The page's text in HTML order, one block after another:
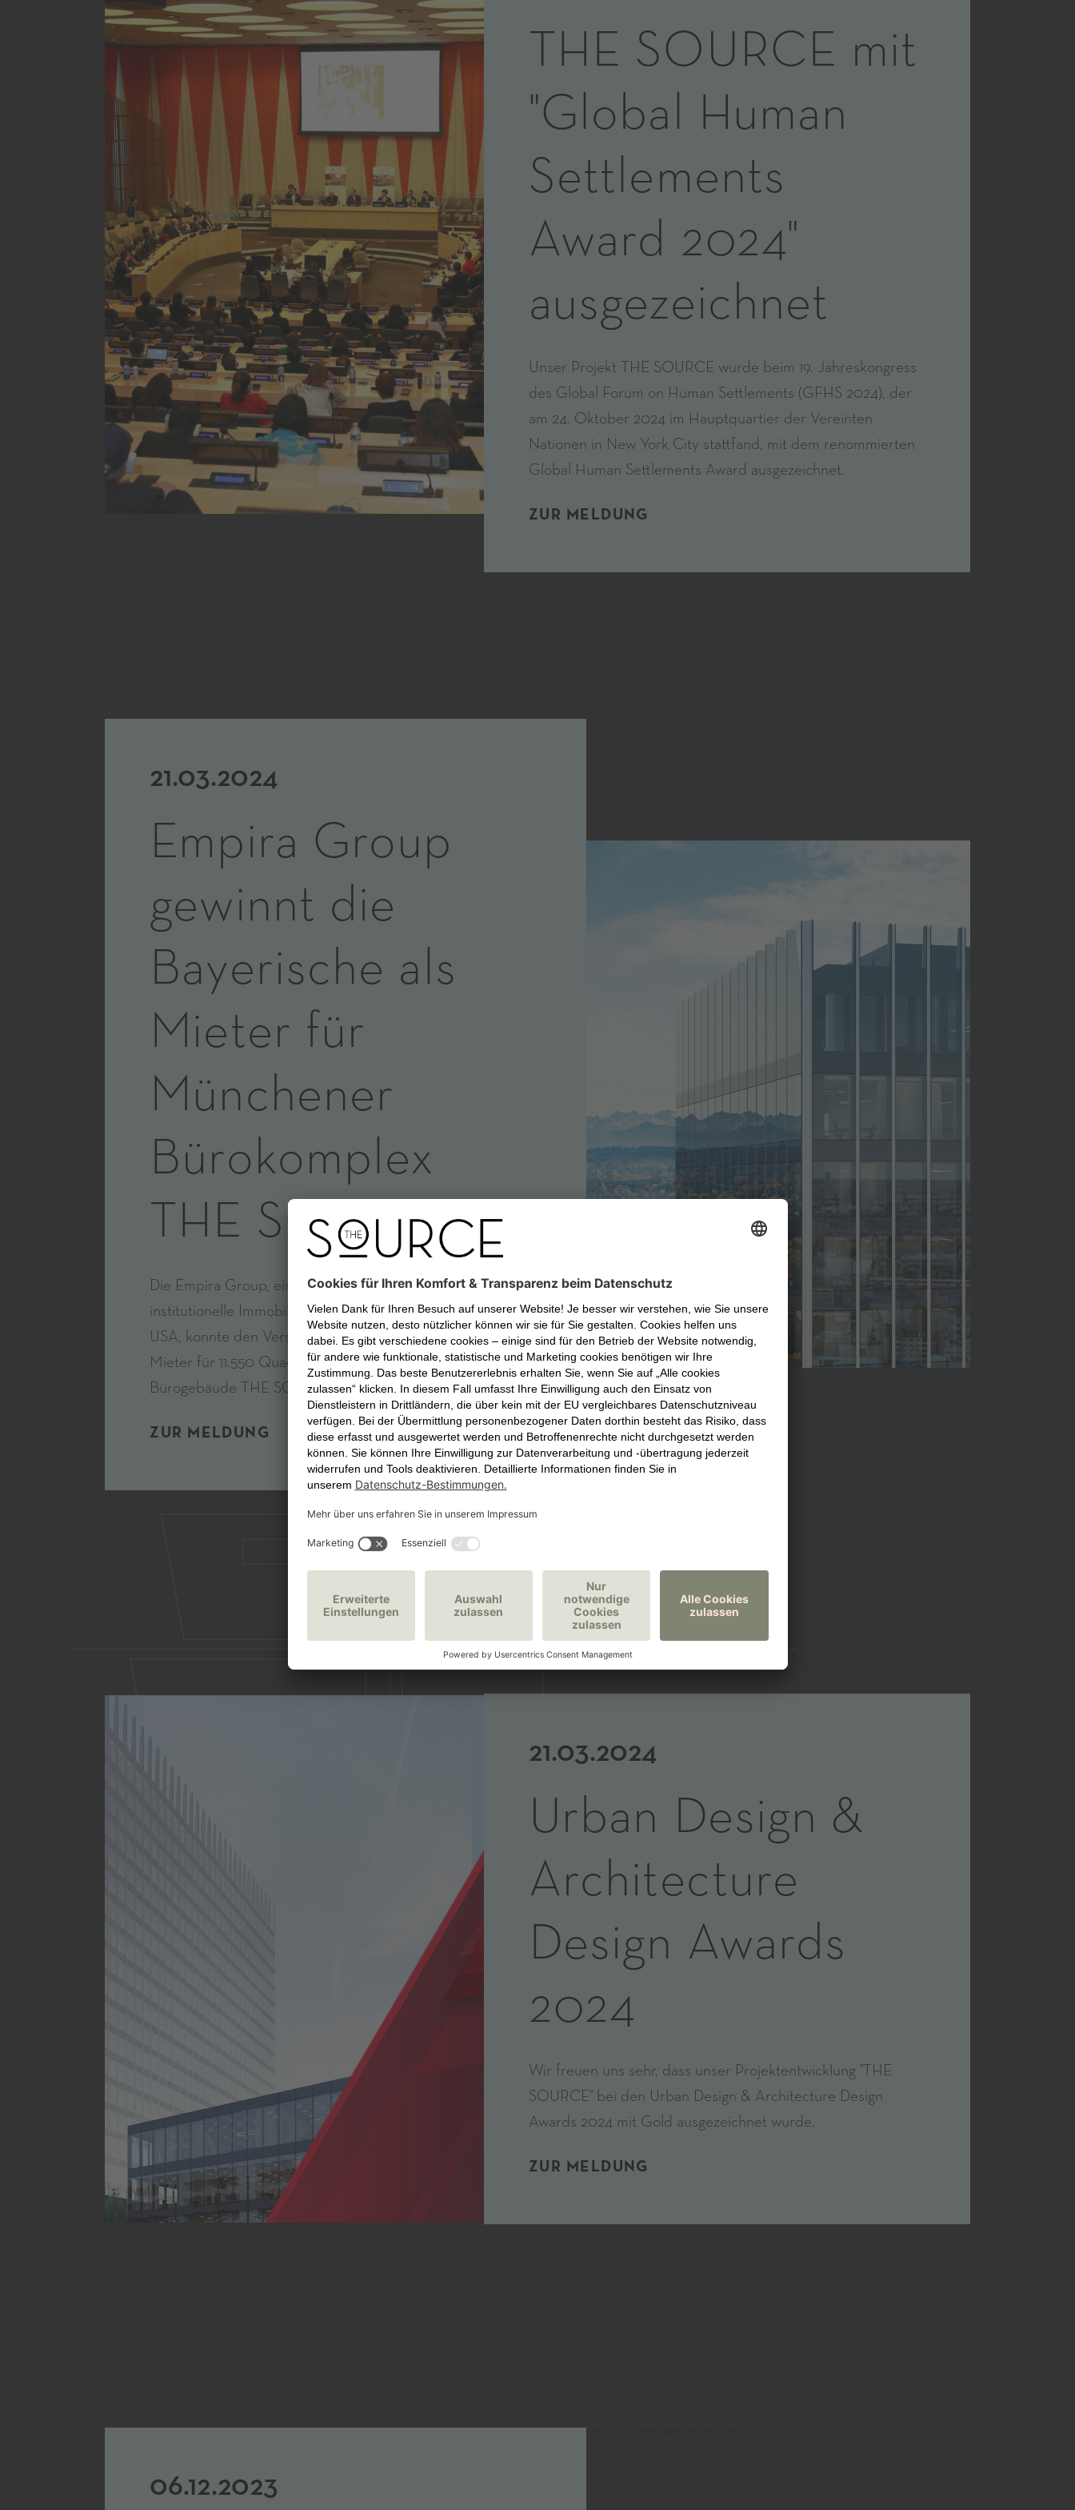
THE SOURCE mit
"Global Human
Settlements
Award 2024"
ausgezeichnet
Unser Projekt THE SOURCE wurde beim 19. Jahreskongress
des Global Forum on Human Settlements (GFHS 2024), der
am 24. Oktober 2024 im Hauptquartier der Vereinten
Nationen in New York City stattfand, mit dem renommierten
Global Human Settlements Award ausgezeichnet.
ZUR MELDUNG
21.03.2024
Empira Group
gewinnt die
Bayerische als
Mieter für
Münchener
Bürokomplex
THE SOURCE
Die Empira Group, ein führendes Unternehmen für
institutionelle Immobilieninvestments in Europa und den
USA, konnte den Versicherer die Bayerische als langfristigen
Mieter für 11.550 Quadratmeter Gewerbefläche im
Bürogebäude THE SOURCE gewinnen.
ZUR MELDUNG
21.03.2024
Urban Design &
Architecture
Design Awards
2024
Wir freuen uns sehr, dass unser Projektentwicklung "THE
SOURCE" bei den Urban Design & Architecture Design
Awards 2024 mit Gold ausgezeichnet wurde.
ZUR MELDUNG
06.12.2023